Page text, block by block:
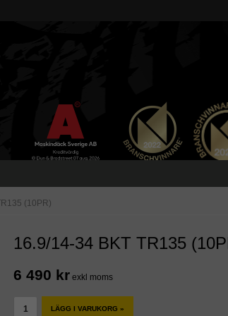
(10PR)
16.9/14-34 BKT TR135
6 490 kr exkl moms
LÄGG I VARUKORG »